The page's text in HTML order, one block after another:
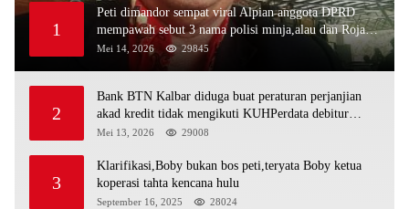
1
Peti dimandor sempat viral Alpian anggota DPRD
mempawah sebut 3 nama polisi minja,alau dan Rojali
sebagai bos peti,Bahkan ada alat berat excavator
Mei 14, 2026 29845
2
Bank BTN Kalbar diduga buat peraturan perjanjian
akad kredit tidak mengikuti KUHPerdata debitur
awam di bentur dengan aturan diduga tanpa dasar
Mei 13, 2026 29008
3
Klarifikasi,Boby bukan bos peti,teryata Boby ketua
koperasi tahta kencana hulu
September 16, 2025 28024